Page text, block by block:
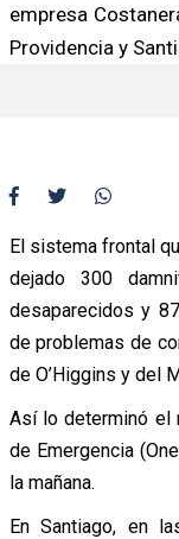
empresa
Providencia y
El sistema frontal
dejado 300
desaparecidos y
de problemas de
de O’Higgins y del
Así lo determinó el
de Emergencia
la mañana.
En Santiago, en